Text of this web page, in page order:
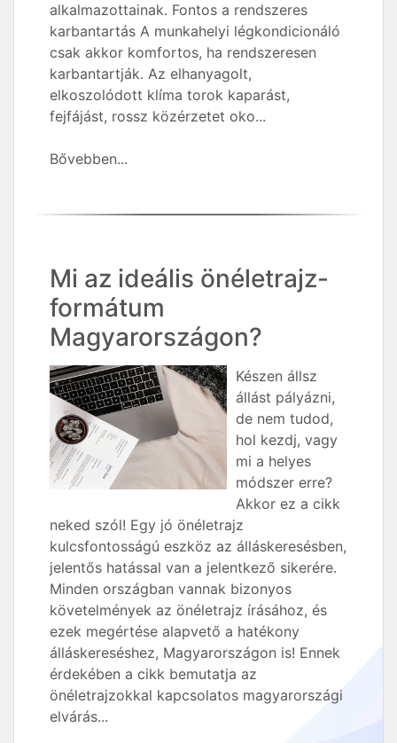
alkalmazottainak. Fontos a rendszeres
karbantartás A munkahelyi légkondicionáló
csak akkor komfortos, ha rendszeresen
karbantartják. Az elhanyagolt,
elkoszolódott klíma torok kaparást,
fejfájást, rossz közérzetet oko...
Bővebben...
Mi az ideális önéletrajz-
formátum
Magyarországon?
Készen állsz
állást pályázni,
de nem tudod,
hol kezdj, vagy
mi a helyes
módszer erre?
Akkor ez a cikk
neked szól! Egy jó önéletrajz
kulcsfontosságú eszköz az álláskeresésben,
jelentős hatással van a jelentkező sikerére.
Minden országban vannak bizonyos
követelmények az önéletrajz írásához, és
ezek megértése alapvető a hatékony
álláskereséshez, Magyarországon is! Ennek
érdekében a cikk bemutatja az
önéletrajzokkal kapcsolatos magyarországi
elvárás...